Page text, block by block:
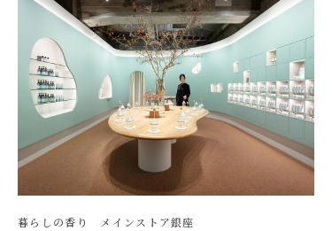
暮らしの香り メインストア銀座